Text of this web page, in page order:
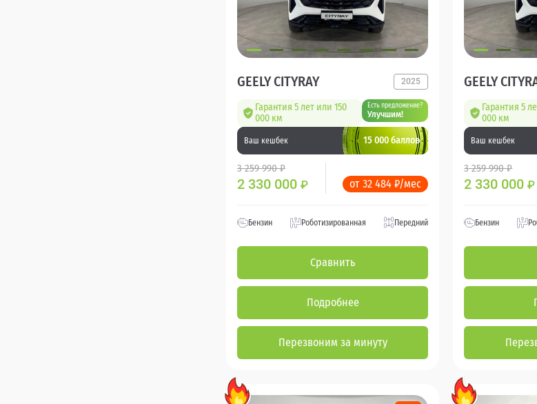
GEELY CITYRAY 2025
Гарантия 5 лет или 150
000 км
Есть предложение?
Улучшим!
Ваш кешбек 15 000 баллов
3 259 990 ₽
2 330 000 ₽ от 32 484 ₽/мес
Бензин Роботизированная Передний
Сравнить
Подробнее
Перезвоним за минуту
GEELY
Гарантия 5
000 км
Ваш кешбек
3 259 990 ₽
2 330 000₽
Бензин